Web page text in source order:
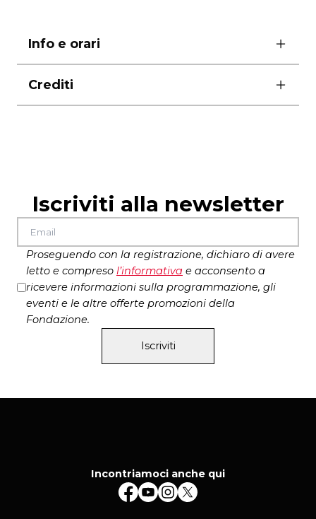
Info e orari
ore 18.00
dai 4 anni
Crediti
Iscriviti alla newsletter
Proseguendo con la registrazione, dichiaro di avere
letto e compreso l’informativa e acconsento a
ricevere informazioni sulla programmazione, gli
eventi e le altre offerte promozioni della
Fondazione.
Iscriviti
Incontriamoci anche qui